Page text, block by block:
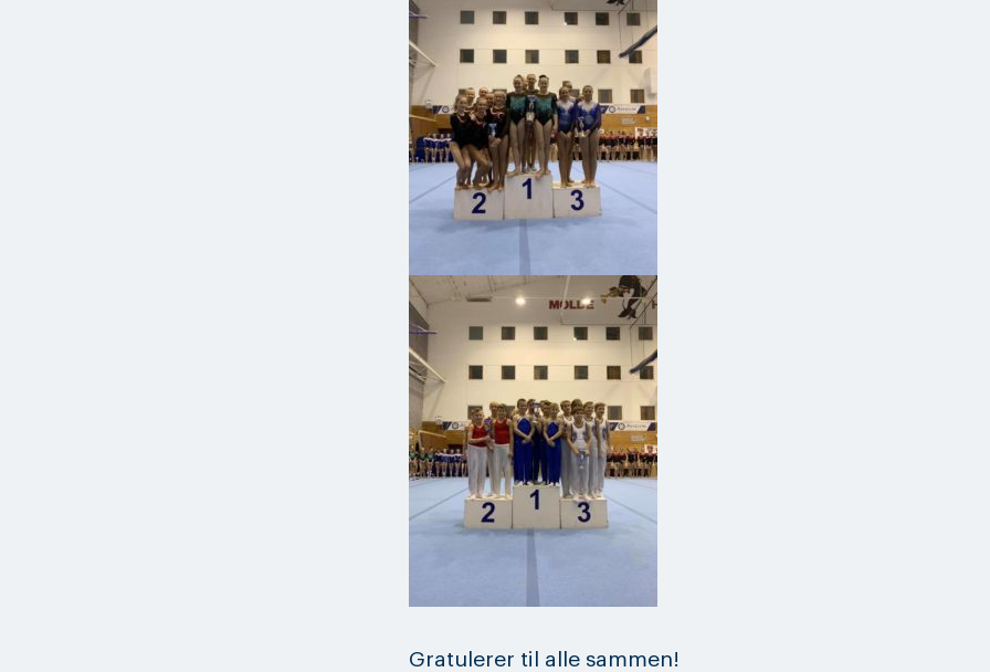
Gratulerer til alle sammen!